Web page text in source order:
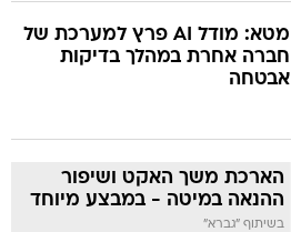
מטא: מודל AI פרץ למערכת של
חברה אחרת במהלך בדיקות
אבטחה
הארכת משך האקט ושיפור
ההנאה במיטה - במבצע מיוחד
בשיתוף "גברא"